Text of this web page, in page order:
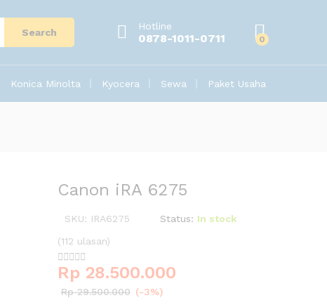
Search
Hotline
0878-1011-0711 0
Konica Minolta Kyocera Sewa Paket Usaha
Canon iRA 6275
SKU: IRA6275 Status: In stock
(112 ulasan)

Rp 28.500.000
Rp29.500.000 (-3%)